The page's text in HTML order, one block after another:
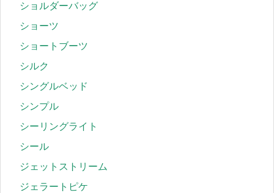
ショルダーバッグ
ショーツ
ショートブーツ
シルク
シングルベッド
シンプル
シーリングライト
シール
ジェットストリーム
ジェラートピケ